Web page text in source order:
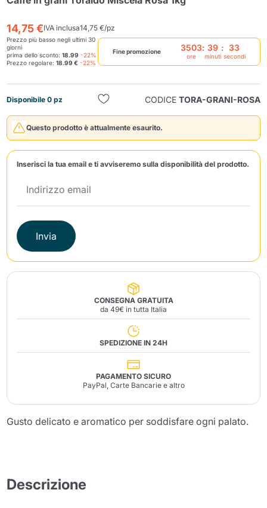
14,75 €IVA inclusa14,75 €/pz
Prezzo più basso negli ultimi 30
giorni
prima dello sconto:18.99 -22%
Prezzo regolare:18.99 € -22%
Fine promozione 3503
ore
: 39
minuti
: 33
secondi
Disponibile 0 pz CODICE TORA-GRANI-ROSA
Questo prodotto è attualmente esaurito.
Inserisci la tua email e ti avviseremo sulla disponibilità del prodotto.
Invia
CONSEGNA GRATUITA
da 49€ in tutta Italia
SPEDIZIONE IN 24H
PAGAMENTO SICURO
PayPal, Carte Bancarie e altro
Gusto delicato e aromatico per soddisfare ogni palato.
Descrizione